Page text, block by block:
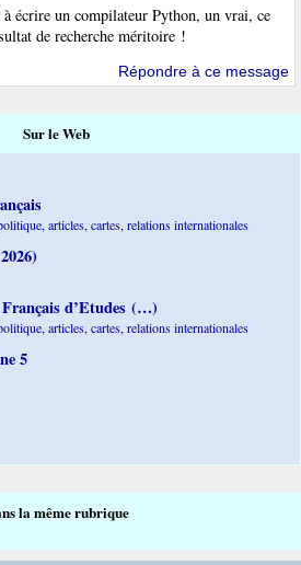
écrire un compilateur Python, un vrai, ce
de recherche méritoire !
Répondre à ce message
Sur le Web
articles, cartes, relations internationales
d’Etudes (…)
articles, cartes, relations internationales
5
la même rubrique